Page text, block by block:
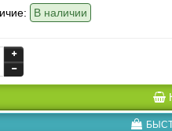
В наличии